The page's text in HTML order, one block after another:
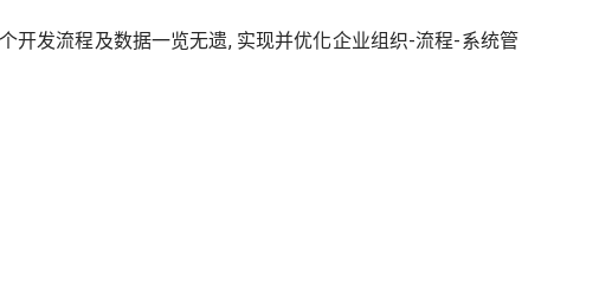
开发流程及数据一览无遗, 实现并优化企业组织-流程-系统管